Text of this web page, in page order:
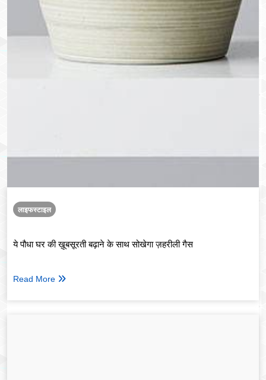
लाइफस्टाइल
ये पौधा घर की ख़ूबसूरती बढ़ाने के साथ सोखेगा ज़हरीली गैस
Read More